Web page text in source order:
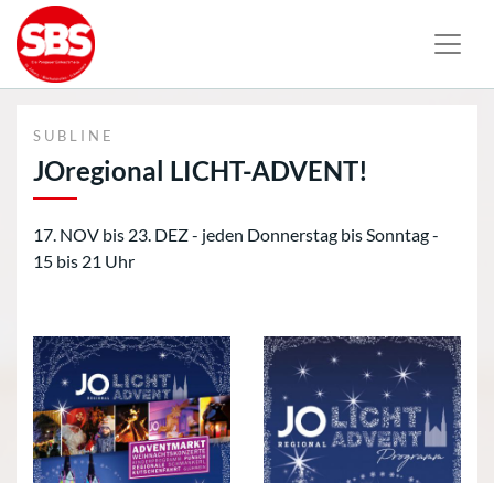
SUBLINE
JOregional LICHT-ADVENT!
17. NOV bis 23. DEZ - jeden Donnerstag bis Sonntag -
15 bis 21 Uhr